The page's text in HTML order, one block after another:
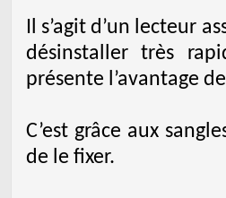
Il s’agit d’un lecteur
désinstaller très
présente l’avantage
C’est grâce aux
de le fixer.